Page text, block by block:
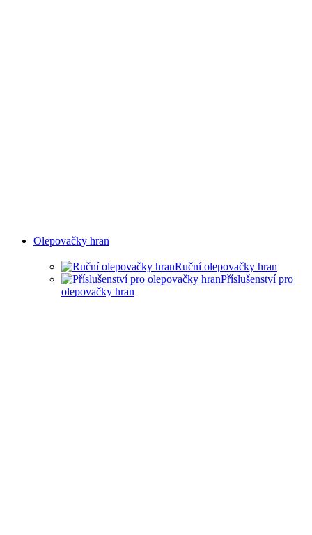
Olepovačky hran
Ruční olepovačky hran
Příslušenství pro
olepovačky hran